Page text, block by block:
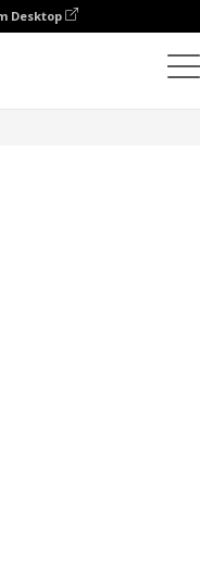
Desktop